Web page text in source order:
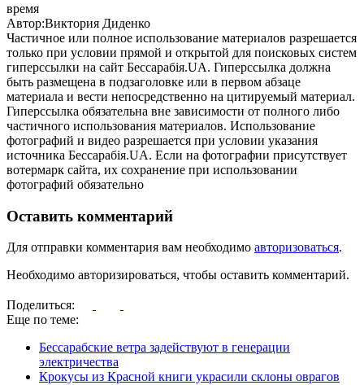
время
Автор:Виктория Диденко
Частичное или полное использование материалов разрешается
только при условии прямой и открытой для поисковых систем
гиперссылки на сайт Бессарабія.UA. Гиперссылка должна
быть размещена в подзаголовке или в первом абзаце
материала и вести непосредственно на цитируемый материал.
Гиперссылка обязательна вне зависимости от полного либо
частичного использования материалов. Использование
фотографий и видео разрешается при условии указания
источника Бессарабія.UA. Если на фотографии присутствует
вотермарк сайта, их сохранение при использовании
фотографий обязательно
Оставить комментарий
Для отправки комментария вам необходимо авторизоваться.
Необходимо авторизироваться, чтобы оставить комментарий.
Поделиться:
Еще по теме:
Бессарабские ветра задействуют в генерации
электричества
Крокусы из Красной книги украсили склоны оврагов